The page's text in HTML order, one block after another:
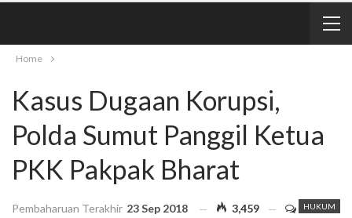
Home
Kasus Dugaan Korupsi,
Polda Sumut Panggil Ketua
PKK Pakpak Bharat
HUKUM
Pembaharuan Terakhir 23 Sep 2018 3,459